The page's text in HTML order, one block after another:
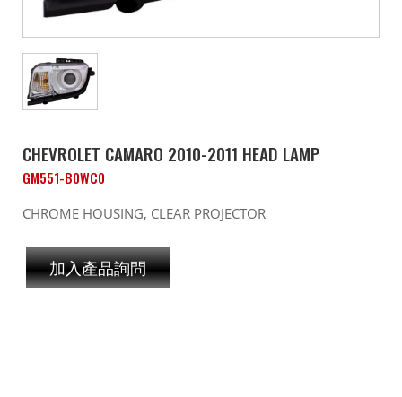
CHEVROLET CAMARO 2010-2011 HEAD LAMP
GM551-B0WC0
CHROME HOUSING, CLEAR PROJECTOR
加入產品詢問